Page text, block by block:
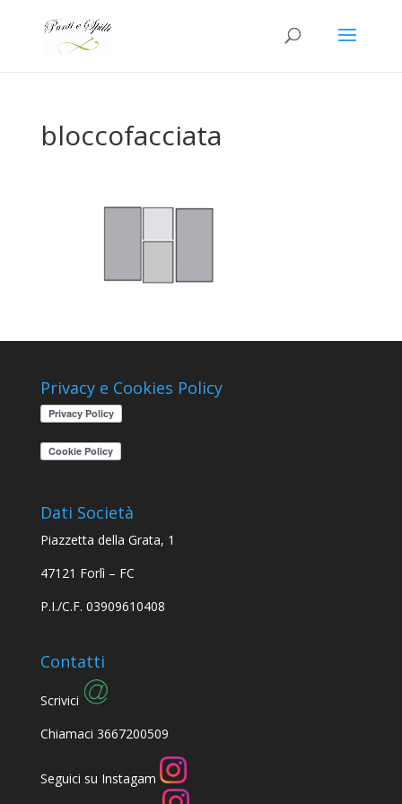
bloccofacciata
Privacy e Cookies Policy
Dati Società
Piazzetta della Grata, 1
47121 Forlì – FC
P.I./C.F. 03909610408
Contatti
Scrivici
Chiamaci 3667200509
Seguici su Instagam